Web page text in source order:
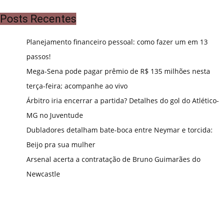
Posts Recentes
Planejamento financeiro pessoal: como fazer um em 13
passos!
Mega-Sena pode pagar prêmio de R$ 135 milhões nesta
terça-feira; acompanhe ao vivo
Árbitro iria encerrar a partida? Detalhes do gol do Atlético-
MG no Juventude
Dubladores detalham bate-boca entre Neymar e torcida:
Beijo pra sua mulher
Arsenal acerta a contratação de Bruno Guimarães do
Newcastle